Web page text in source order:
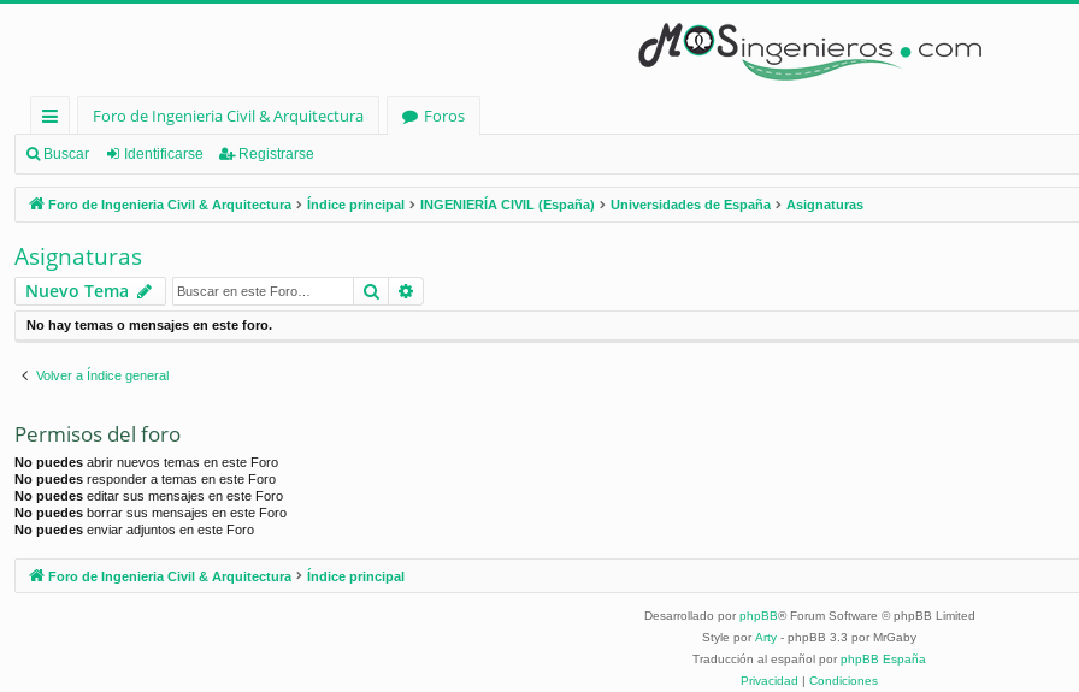
nl
ac
es
rá
pi
d
os
Foro de Ingenieria Civil & Arquitectura
Foros
Buscar Identificarse Registrarse
Foro de Ingenieria Civil & Arquitectura Índice principal INGENIERÍA CIVIL (España) Universidades de España Asignaturas
Asignaturas
Nuevo Tema Buscar
No hay temas o mensajes en este foro.
Volver a Índice general
Permisos del foro
No puedes abrir nuevos temas en este Foro
No puedes responder a temas en este Foro
No puedes editar sus mensajes en este Foro
No puedes borrar sus mensajes en este Foro
No puedes enviar adjuntos en este Foro
Foro de Ingenieria Civil & Arquitectura Índice principal
Desarrollado por phpBB® Forum Software © phpBB Limited
Style por Arty - phpBB 3.3 por MrGaby
Traducción al español por phpBB España
Privacidad | Condiciones